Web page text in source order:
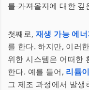
를 가져올지에 대한
첫째로, 재생 가능 에너
를 한다. 하지만, 이러
위한 시스템은 어떠한
한다. 예를 들어, 리튬
그 제조 과정에서 발